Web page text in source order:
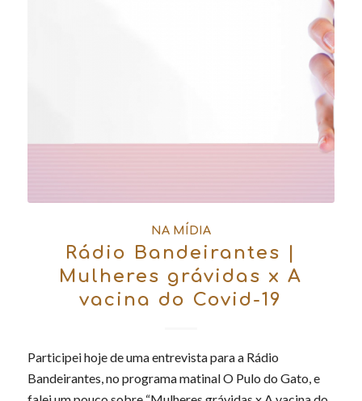
NA MÍDIA
Rádio Bandeirantes |
Mulheres grávidas x A
vacina do Covid-19
Participei hoje de uma entrevista para a Rádio
Bandeirantes, no programa matinal O Pulo do Gato, e